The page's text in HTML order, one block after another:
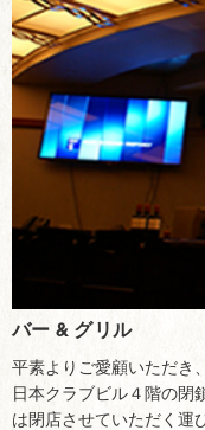
バー & グリル
平素よりご愛顧いただき
日本クラブビル４階の閉
は閉店させていただく運